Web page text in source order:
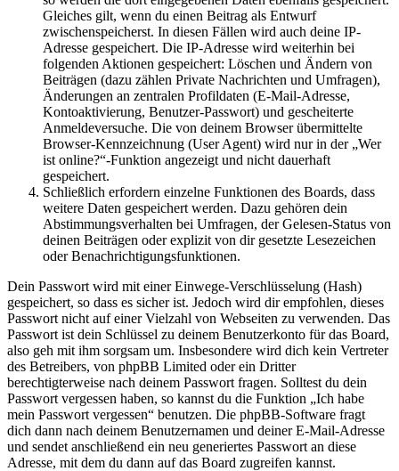
Gleiches gilt, wenn du einen Beitrag als Entwurf
zwischenspeicherst. In diesen Fällen wird auch deine IP-
Adresse gespeichert. Die IP-Adresse wird weiterhin bei
folgenden Aktionen gespeichert: Löschen und Ändern von
Beiträgen (dazu zählen Private Nachrichten und Umfragen),
Änderungen an zentralen Profildaten (E-Mail-Adresse,
Kontoaktivierung, Benutzer-Passwort) und gescheiterte
Anmeldeversuche. Die von deinem Browser übermittelte
Browser-Kennzeichnung (User Agent) wird nur in der „Wer
ist online?“-Funktion angezeigt und nicht dauerhaft
gespeichert.
Schließlich erfordern einzelne Funktionen des Boards, dass
weitere Daten gespeichert werden. Dazu gehören dein
Abstimmungsverhalten bei Umfragen, der Gelesen-Status von
deinen Beiträgen oder explizit von dir gesetzte Lesezeichen
oder Benachrichtigungsfunktionen.
Dein Passwort wird mit einer Einwege-Verschlüsselung (Hash)
gespeichert, so dass es sicher ist. Jedoch wird dir empfohlen, dieses
Passwort nicht auf einer Vielzahl von Webseiten zu verwenden. Das
Passwort ist dein Schlüssel zu deinem Benutzerkonto für das Board,
also geh mit ihm sorgsam um. Insbesondere wird dich kein Vertreter
des Betreibers, von phpBB Limited oder ein Dritter
berechtigterweise nach deinem Passwort fragen. Solltest du dein
Passwort vergessen haben, so kannst du die Funktion „Ich habe
mein Passwort vergessen“ benutzen. Die phpBB-Software fragt
dich dann nach deinem Benutzernamen und deiner E-Mail-Adresse
und sendet anschließend ein neu generiertes Passwort an diese
Adresse, mit dem du dann auf das Board zugreifen kannst.